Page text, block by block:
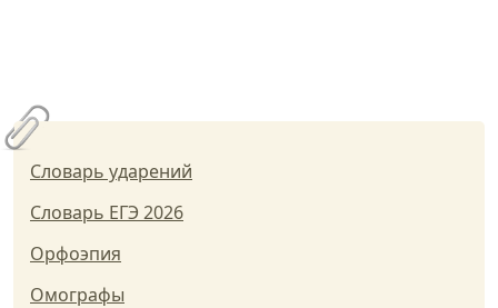
Словарь ударений
Словарь ЕГЭ 2026
Орфоэпия
Омографы